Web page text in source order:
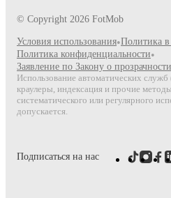
© Copyright 2026 FotMob
Условия использования•Политика
Политика конфиденциальности•
Заявление по Закону о прозрачности
Использование автоматических служб
краулеры, индексация и прочие методы
систематического или регулярного
допускается.
Подписаться на нас